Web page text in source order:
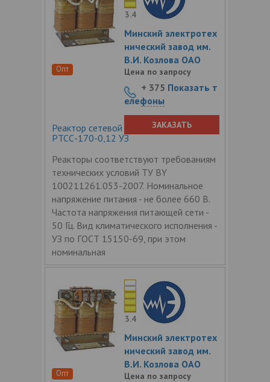
Опт
Реактор сетевой трехфазный
РТСС-170-0,12 УЗ
Реакторы соответствуют требованиям
технических условий ТУ BY
100211261.053-2007. Номинальное
напряжение питания - не более 660 В.
Частота напряжения питающей сети -
50 Гц. Вид климатического исполнения -
УЗ по ГОСТ 15150-69, при этом
номинальная
3.4
Минский электротех
нический завод им.
В.И. Козлова ОАО
Цена по запросу
+ 375 Показать т
елефоны
ЗАКАЗАТЬ
Опт
3.4
Минский электротех
нический завод им.
В.И. Козлова ОАО
Цена по запросу